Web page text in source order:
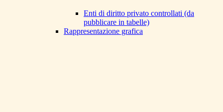
Enti di diritto privato controllati (da
pubblicare in tabelle)
Rappresentazione grafica